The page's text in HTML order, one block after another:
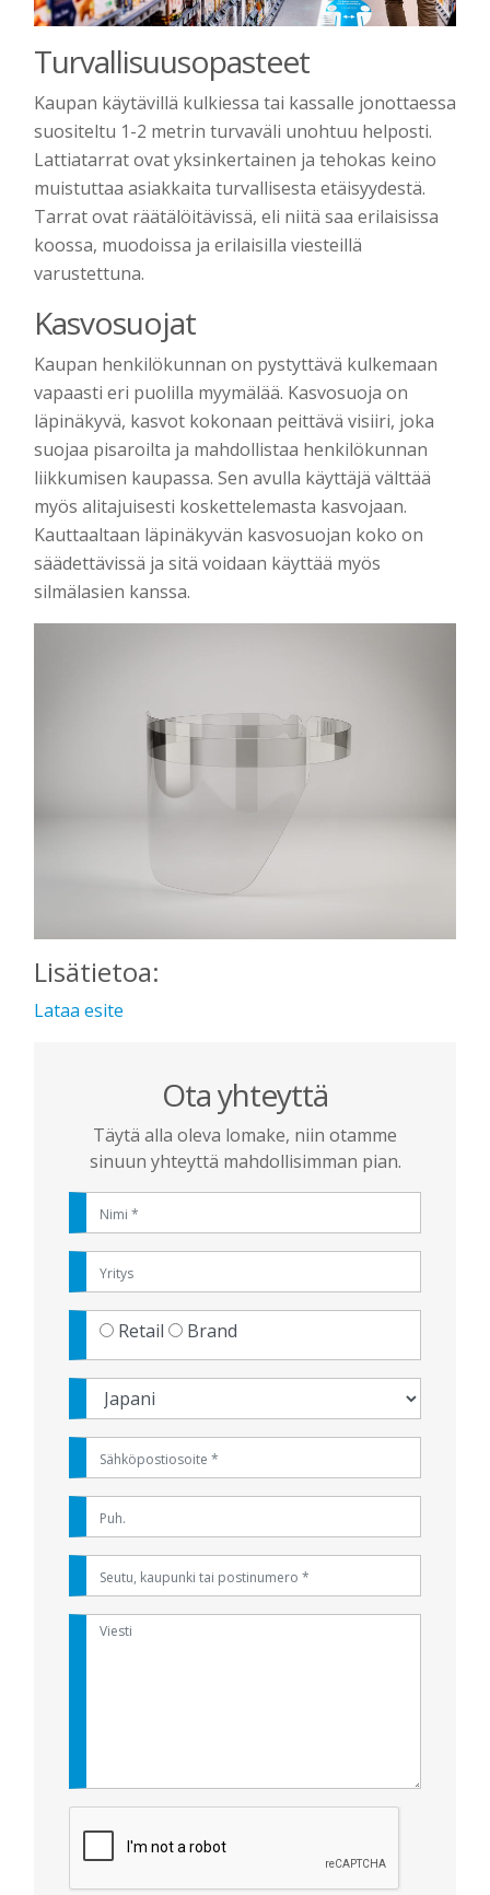
Turvallisuusopasteet
Kaupan käytävillä kulkiessa tai kassalle jonottaessa
suositeltu 1-2 metrin turvaväli unohtuu helposti.
Lattiatarrat ovat yksinkertainen ja tehokas keino
muistuttaa asiakkaita turvallisesta etäisyydestä.
Tarrat ovat räätälöitävissä, eli niitä saa erilaisissa
koossa, muodoissa ja erilaisilla viesteillä
varustettuna.
Kasvosuojat
Kaupan henkilökunnan on pystyttävä kulkemaan
vapaasti eri puolilla myymälää. Kasvosuoja on
läpinäkyvä, kasvot kokonaan peittävä visiiri, joka
suojaa pisaroilta ja mahdollistaa henkilökunnan
liikkumisen kaupassa. Sen avulla käyttäjä välttää
myös alitajuisesti koskettelemasta kasvojaan.
Kauttaaltaan läpinäkyvän kasvosuojan koko on
säädettävissä ja sitä voidaan käyttää myös
silmälasien kanssa.
Lisätietoa:
Lataa esite
Ota yhteyttä
Täytä alla oleva lomake, niin otamme
sinuun yhteyttä mahdollisimman pian.
Retail Brand